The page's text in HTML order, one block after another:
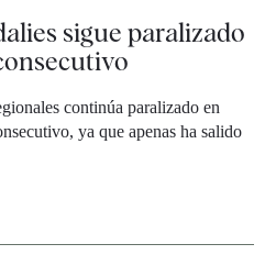
sigue paralizado
continúa paralizado en
ya que apenas ha salido